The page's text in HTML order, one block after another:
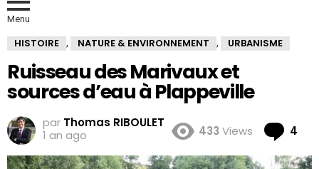
Menu
HISTOIRE , NATURE & ENVIRONNEMENT , URBANISME
Ruisseau des Marivaux et
sources d’eau à Plappeville
par Thomas RIBOULET
1 an ago
433 Views 4